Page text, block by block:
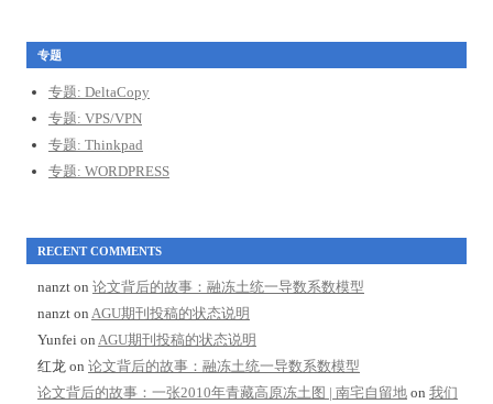
专题
专题: DeltaCopy
专题: VPS/VPN
专题: Thinkpad
专题: WORDPRESS
RECENT COMMENTS
nanzt on 论文背后的故事：融冻土统一导数系数模型
nanzt on AGU期刊投稿的状态说明
Yunfei on AGU期刊投稿的状态说明
红龙 on 论文背后的故事：融冻土统一导数系数模型
论文背后的故事：一张2010年青藏高原冻土图 | 南宅自留地 on 我们